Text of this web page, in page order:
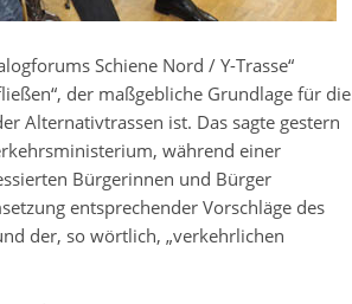
Schiene Nord / Y-Trasse“
der maßgebliche Grundlage für die
Alternativtrassen ist. Das sagte gestern
während einer
Bürgerinnen und Bürger
entsprechender Vorschläge des
der, so wörtlich, „verkehrlichen